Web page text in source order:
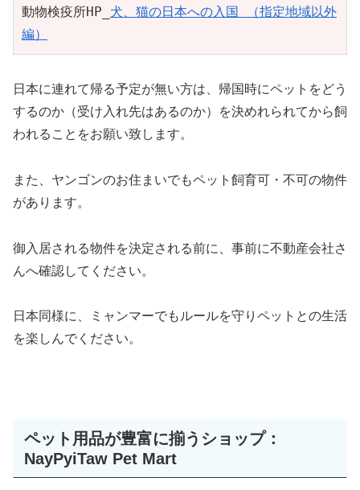
動物検疫所HP_ 犬、猫の日本への入国 （指定地域以外
編）
日本に連れて帰る予定が無い方は、帰国時にペットをどう
するのか（受け入れ先はあるのか）を決めれられてから飼
われることをお願い致します。
また、ヤンゴンのお住まいでもペット飼育可・不可の物件
があります。
御入居される物件を決定される前に、事前に不動産会社さ
んへ確認してください。
日本同様に、ミャンマーでもルールを守りペットとの生活
を楽しんでください。
ペット用品が豊富に揃うショップ：
NayPyiTaw Pet Mart